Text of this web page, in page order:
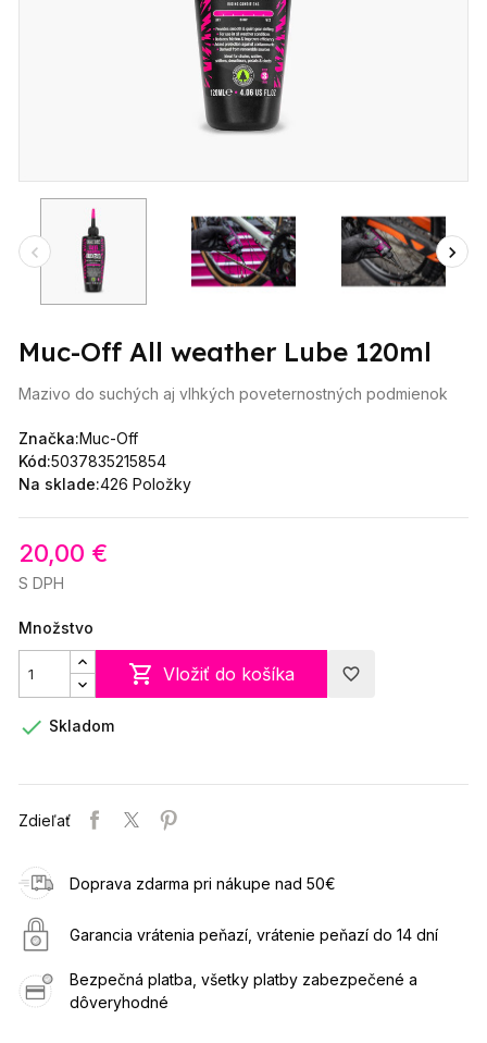
Muc-Off All weather Lube 120ml
Mazivo do suchých aj vlhkých poveternostných podmienok
Značka:Muc-Off
Kód:5037835215854
Na sklade:426 Položky
20,00 €
S DPH
Množstvo
 Vložiť do košíka favorite_border
 Skladom
Zdieľať
Doprava zdarma pri nákupe nad 50€
Garancia vrátenia peňazí, vrátenie peňazí do 14 dní
Bezpečná platba, všetky platby zabezpečené a
dôveryhodné